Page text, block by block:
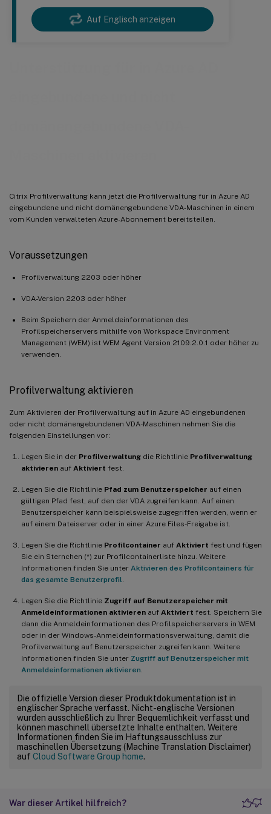
Auf Englisch anzeigen
Citrix Profilverwaltung kann jetzt die Profilverwaltung für in Azure AD
eingebundene und nicht domänengebundene VDA-Maschinen in einem
vom Kunden verwalteten Azure-Abonnement bereitstellen.
Voraussetzungen
Profilverwaltung 2203 oder höher
VDA-Version 2203 oder höher
Beim Speichern der Anmeldeinformationen des
Profilspeicherservers mithilfe von Workspace Environment
Management (WEM) ist WEM Agent Version 2109.2.0.1 oder höher zu
verwenden.
Profilverwaltung aktivieren
Zum Aktivieren der Profilverwaltung auf in Azure AD eingebundenen
oder nicht domänengebundenen VDA-Maschinen nehmen Sie die
folgenden Einstellungen vor:
Legen Sie in der Profilverwaltung die Richtlinie Profilverwaltung
aktivieren auf Aktiviert fest.
Legen Sie die Richtlinie Pfad zum Benutzerspeicher auf einen
gültigen Pfad fest, auf den der VDA zugreifen kann. Auf einen
Benutzerspeicher kann beispielsweise zugegriffen werden, wenn er
auf einem Dateiserver oder in einer Azure Files-Freigabe ist.
Legen Sie die Richtlinie Profilcontainer auf Aktiviert fest und fügen
Sie ein Sternchen (*) zur Profilcontainerliste hinzu. Weitere
Informationen finden Sie unter Aktivieren des Profilcontainers für
das gesamte Benutzerprofil
Legen Sie die Richtlinie Zugriff auf Benutzerspeicher mit
Anmeldeinformationen aktivieren auf Aktiviert fest. Speichern Sie
dann die Anmeldeinformationen des Profilspeicherservers in WEM
oder in der Windows-Anmeldeinformationsverwaltung, damit die
Profilverwaltung auf Benutzerspeicher zugreifen kann. Weitere
Informationen finden Sie unter Zugriff auf Benutzerspeicher mit
Anmeldeinformationen aktivieren
Die offizielle Version dieser Produktdokumentation ist in
englischer Sprache verfasst. Nicht-englische Versionen
wurden ausschließlich zu Ihrer Bequemlichkeit verfasst und
können maschinell übersetzte Inhalte enthalten. Weitere
Informationen finden Sie im Haftungsausschluss zur
maschinellen Übersetzung (Machine Translation Disclaimer)
auf Cloud Software Group home.
War dieser Artikel hilfreich?